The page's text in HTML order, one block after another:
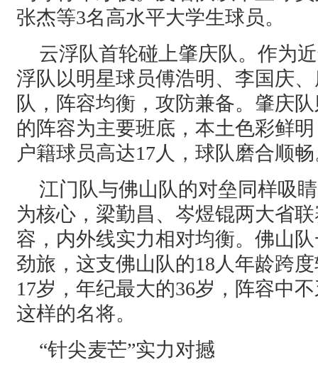
张杰等3名高水平大学生球员。
云浮队首轮碰上肇庆队。作为
浮队以明星球员傅浩明、李国庆
队，阵容均衡，攻防兼备。肇庆
的阵容为主要班底，本土色彩鲜
户籍球员高达17人，球队磨合顺
江门队与佛山队的对垒同样吸
为核心，梁勤昌、岑煜锟两大省
容，内外线实力相对均衡。佛山
劲旅，这支佛山队的18人年龄跨
17岁，年纪最大的36岁，阵容中
这样的名将。
“针尖麦芒”实力对撼